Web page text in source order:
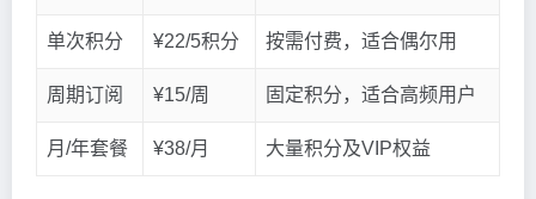
单次积分 ¥22/5积分 按需付费，适合偶尔用
周期订阅 ¥15/周 固定积分，适合高频用户
月/年套餐 ¥38/月 大量积分及VIP权益